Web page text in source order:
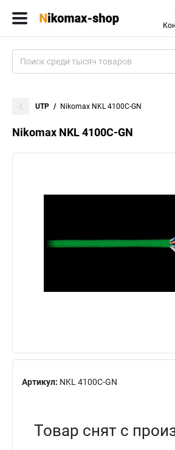
UTP Nikomax NKL 4100C-GN
Nikomax NKL 4100C-GN
Артикул: NKL 4100C-GN
Товар снят с